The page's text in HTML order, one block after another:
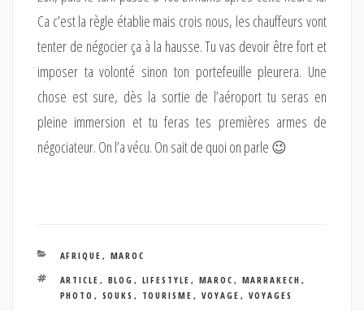
Ca c’est la règle établie mais crois nous, les chauffeurs vont
tenter de négocier ça à la hausse. Tu vas devoir être fort et
imposer ta volonté sinon ton portefeuille pleurera. Une
chose est sure, dès la sortie de l’aéroport tu seras en
pleine immersion et tu feras tes premières armes de
négociateur. On l’a vécu. On sait de quoi on parle 😉
CATÉGORIES
AFRIQUE , MAROC
ÉTIQUETTES
ARTICLE , BLOG , LIFESTYLE , MAROC , MARRAKECH ,
PHOTO , SOUKS , TOURISME , VOYAGE , VOYAGES